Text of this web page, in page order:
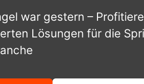
war gestern –
Lösungen für die